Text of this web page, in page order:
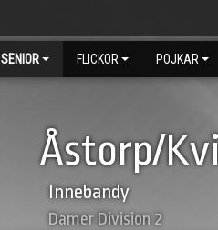
SENIOR FLICKOR POJKAR
Åstorp/
Innebandy
Damer Division 2